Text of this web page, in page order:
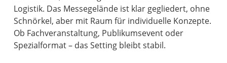
Logistik. Das Messegelände ist klar gegliedert, ohne
Schnörkel, aber mit Raum für individuelle Konzepte.
Ob Fachveranstaltung, Publikumsevent oder
Spezialformat – das Setting bleibt stabil.